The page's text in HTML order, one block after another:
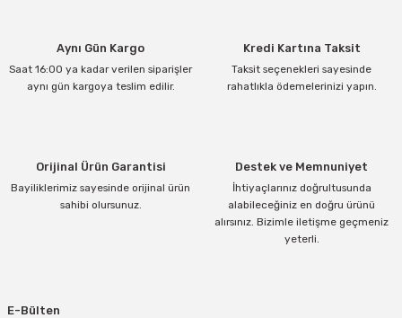
Ürün fiyatı diğer sitelerden daha pahalı.
Bu ürüne benzer farklı alternatifler olmalı.
Aynı Gün Kargo
Saat 16:00 ya kadar verilen siparişler
aynı gün kargoya teslim edilir.
Kredi Kartına Taksit
Taksit seçenekleri sayesinde
rahatlıkla ödemelerinizi yapın.
Orijinal Ürün Garantisi
Bayiliklerimiz sayesinde orijinal ürün
sahibi olursunuz.
Destek ve Memnuniyet
İhtiyaçlarınız doğrultusunda
alabileceğiniz en doğru ürünü
alırsınız. Bizimle iletişme geçmeniz
yeterli.
E-Bülten